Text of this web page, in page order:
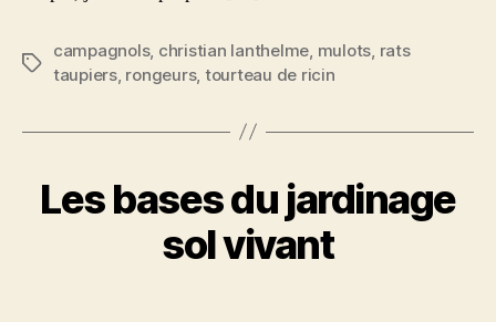
Étiquettes
campagnols, christian lanthelme mulots rats
taupiers, rongeurs, tourteau de ricin
Les bases du jardinage
sol vivant